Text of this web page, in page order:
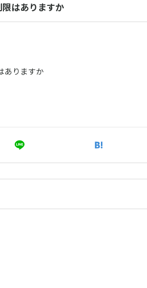
はありますか
ありますか